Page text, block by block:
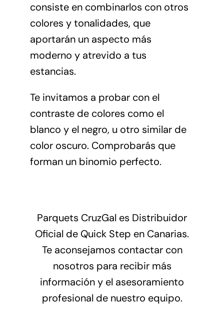
consiste en combinarlos con otros
colores y tonalidades, que
aportarán un aspecto más
moderno y atrevido a tus
estancias.
Te invitamos a probar con el
contraste de colores como el
blanco y el negro, u otro similar de
color oscuro. Comprobarás que
forman un binomio perfecto.
Parquets CruzGal es Distribuidor
Oficial de Quick Step en Canarias.
Te aconsejamos contactar con
nosotros para recibir más
información y el asesoramiento
profesional de nuestro equipo.